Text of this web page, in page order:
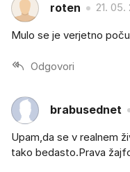
roten 21. 05.
Mulo se je verjetno
Odgovori
brabusednet
Upam,da se v realnem
tako bedasto.Prava